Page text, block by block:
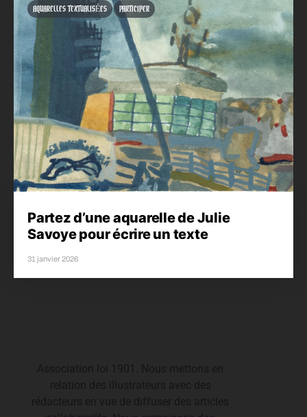
AQUARELLES TEXTUALISÉES PARTICIPER
Partez d’une aquarelle de Julie
Savoye pour écrire un texte
31 janvier 2026